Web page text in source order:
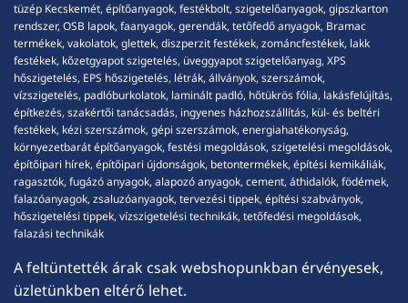
tüzép Kecskemét, építőanyagok, festékbolt, szigetelőanyagok, gipszkarton
rendszer, OSB lapok, faanyagok, gerendák, tetőfedő anyagok, Bramac
termékek, vakolatok, glettek, diszperzit festékek, zománcfestékek, lakk
festékek, kőzetgyapot szigetelés, üveggyapot szigetelőanyag, XPS
hőszigetelés, EPS hőszigetelés, létrák, állványok, szerszámok,
vízszigetelés, padlóburkolatok, laminált padló, hőtükrös fólia, lakásfelújítás,
építkezés, szakértői tanácsadás, ingyenes házhozszállítás, kül- és beltéri
festékek, kézi szerszámok, gépi szerszámok, energiahatékonyság,
környezetbarát építőanyagok, festési megoldások, szigetelési megoldások,
építőipari hírek, építőipari újdonságok, betontermékek, építési kemikáliák,
ragasztók, fugázó anyagok, alapozó anyagok, cement, áthidalók, födémek,
falazóanyagok, zsaluzóanyagok, tervezési tippek, építési szabványok,
hőszigetelési tippek, vízszigetelési technikák, tetőfedési megoldások,
falazási technikák
A feltüntették árak csak webshopunkban érvényesek,
üzletünkben eltérő lehet.